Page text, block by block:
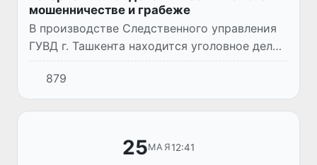
мошенничестве и грабеже
В производстве Следственного управления
ГУВД г. Ташкента находится уголовное дело,
возбужденное в отношении 34-летнего
Зафара А., обвиняемого в совершении 15
эпизодов мошенничества...
879
25МАЯ12:41